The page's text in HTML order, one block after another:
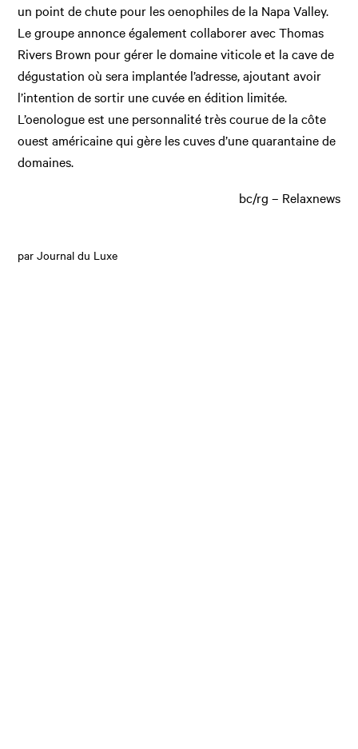
un point de chute pour les oenophiles de la Napa Valley.
Le groupe annonce également collaborer avec Thomas
Rivers Brown pour gérer le domaine viticole et la cave de
dégustation où sera implantée l’adresse, ajoutant avoir
l’intention de sortir une cuvée en édition limitée.
L’oenologue est une personnalité très courue de la côte
ouest américaine qui gère les cuves d’une quarantaine de
domaines.
bc/rg – Relaxnews
par Journal du Luxe